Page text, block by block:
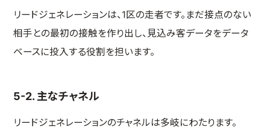
リードジェネレーションは、1区の走者です。まだ接点のない
相手との最初の接触を作り出し、見込み客データをデータ
ベースに投入する役割を担います。
5-2. 主なチャネル
リードジェネレーションのチャネルは多岐にわたります。